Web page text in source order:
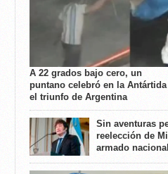
A 22 grados bajo cero, un
puntano celebró en la Antártida
el triunfo de Argentina
Sin aventuras
reelección de
armado nacional